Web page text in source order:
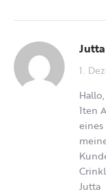
1.
1ten
eines
Jutta